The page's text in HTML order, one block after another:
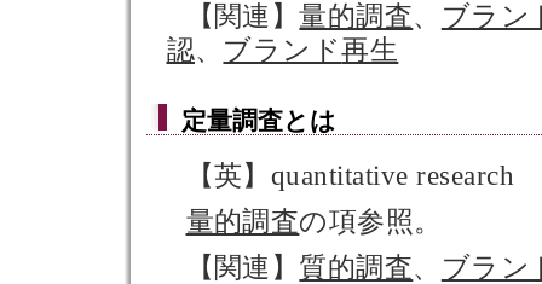
【関連】量的調査、 ブラン
認、 ブランド再生
定量調査とは
【英】quantitative research
量的調査の項参照。
【関連】 質的調査、 ブラン